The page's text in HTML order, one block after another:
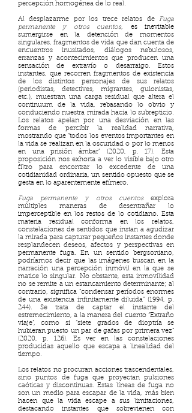
percepción homogénea de lo real.
Al desplazarme por los trece relatos de Fuga
permanente y otros cuentos, es inevitable
sumergirse en la detención de momentos
singulares, fragmentos de vida que dan cuenta de
encuentros inusitados, diálogos nebulosos,
erranzas y acontecimientos que producen una
sensación de extravío o desarraigo. Estos
instantes, que recorren fragmentos de existencia
de los distintos personajes de sus relatos
(periodistas, detectives, migrantes, guionistas,
etc.), muestran una carga residual que altera el
continuum de la vida, rebasando lo obvio y
conduciendo nuestra mirada hacia lo subrepticio.
Los relatos apelan por una desviación en las
formas de percibir la realidad narrativa,
mostrando que “todos los eventos importantes en
la vida se realizan en la oscuridad o por lo menos
en una prisión ámbar” (2020, p. 17). Esta
proposición nos exhorta a ver lo visible bajo otro
filtro para encontrar lo excedente de una
cotidianidad ordinaria, un sentido opuesto que se
gesta en lo aparentemente efímero.
Fuga permanente y otros cuentosexplora
múltiples maneras de desentrañar lo
imperceptible en los restos de lo cotidiano. Esta
materia residual conforma en los relatos,
constelaciones de sentidos que instan a agudizar
la mirada para capturar pequeños instantes donde
resplandecen deseos, afectos y perspectivas en
permanente fuga. En un sentido bergsoniano,
podríamos decir que las imágenes buscan en la
narración una percepción inmóvil en la que se
matice lo singular. No obstante, esta inmovilidad
no se remite a un estancamiento determinante; al
contrario, significa “condensar períodos enormes
de una existencia infinitamente diluida” (1994, p.
244). Se trata de captar el instante del
estremecimiento, a la manera del cuento “Extraño
viaje”, como si “siete grados de dioptría se
hubieran puesto un par de gafas por primera vez”
(2020, p. 126). Es ver en las constelaciones
producidas aquello que escapa a linealidad del
tiempo.
Los relatos no procuran acciones trascendentales,
sino puntos de fuga que proyectan pulsiones
caóticas y discontinuas. Estas líneas de fuga no
son un medio para escapar de la vida, más bien
hacen que la vida escape a sus limitaciones,
destacando instantes que sobrevienen con